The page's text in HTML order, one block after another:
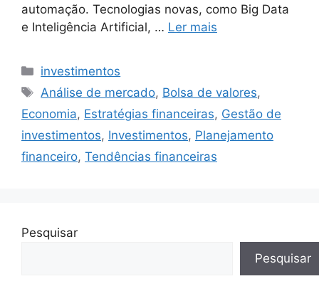
automação. Tecnologias novas, como Big Data
e Inteligência Artificial, … Ler mais
Categorias
investimentos
Tags
Análise de mercado, Bolsa de valores,
Economia, Estratégias financeiras, Gestão de
investimentos, Investimentos, Planejamento
financeiro, Tendências financeiras
Pesquisar
Pesquisar